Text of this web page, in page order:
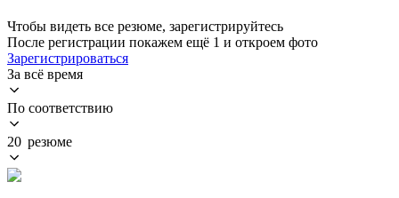
Чтобы видеть все резюме, зарегистрируйтесь
После регистрации покажем ещё 1 и откроем фото
Зарегистрироваться
За всё время
По соответствию
20 резюме